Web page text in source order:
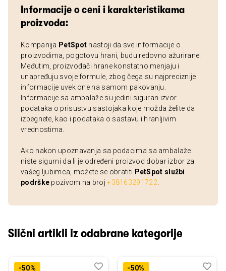
Informacije o ceni i karakteristikama
proizvoda:
Kompanija PetSpot nastoji da sve informacije o
proizvodima, pogotovu hrani, budu redovno ažurirane.
Međutim, proizvođači hrane konstatno menjaju i
unapređuju svoje formule, zbog čega su najpreciznije
informacije uvek one na samom pakovanju.
Informacije sa ambalaže su jedini siguran izvor
podataka o prisustvu sastojaka koje možda želite da
izbegnete, kao i podataka o sastavu i hranljivim
vrednostima.
Ako nakon upoznavanja sa podacima sa ambalaže
niste sigurni da li je određeni proizvod dobar izbor za
vašeg ljubimca, možete se obratiti PetSpot službi
podrške pozivom na broj+38163291722
Slični artikli iz odabrane kategorije
-50%
Dodaj
Uporedi-50%